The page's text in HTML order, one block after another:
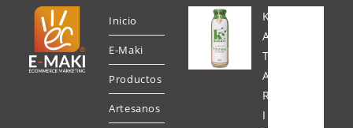
Inicio
E-Maki
Productos
Artesanos
K
A
T
A
R
I